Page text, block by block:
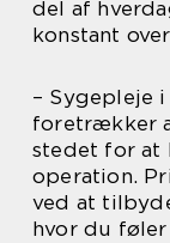
del af
konstant
– Sygepleje
foretrækker
stedet for at
operation.
ved at
hvor du